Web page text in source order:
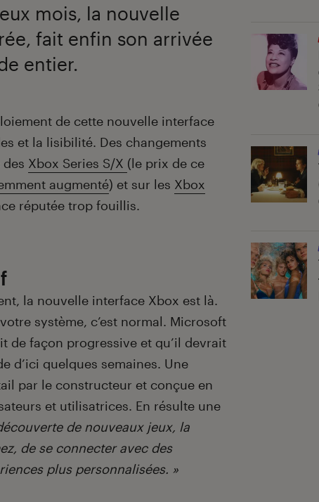
mois, la nouvelle
fait enfin son arrivée
entier.
de cette nouvelle interface
et la lisibilité. Des changements
Xbox Series S/X (le prix de ce
augmenté) et sur les Xbox
réputée trop fouillis.
la nouvelle interface Xbox est là.
système, c’est normal. Microsoft
de façon progressive et qu’il devrait
d’ici quelques semaines. Une
par le constructeur et conçue en
et utilisatrices. En résulte une
de nouveaux jeux, la
de se connecter avec des
plus personnalisées. »